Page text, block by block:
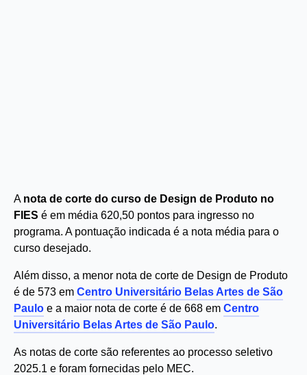
A nota de corte do curso de Design de Produto no
FIES é em média 620,50 pontos para ingresso no
programa. A pontuação indicada é a nota média para o
curso desejado.
Além disso, a menor nota de corte de Design de Produto
é de 573 em Centro Universitário Belas Artes de São
Paulo e a maior nota de corte é de 668 em Centro
Universitário Belas Artes de São Paulo.
As notas de corte são referentes ao processo seletivo
2025.1 e foram fornecidas pelo MEC.